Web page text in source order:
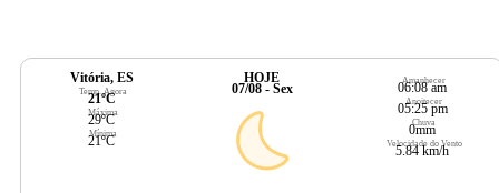
Vitória, ES
Temp. Agora
21ºC
Máxima
29ºC
Mínima
21ºC
HOJE
07/08 - Sex
Amanhecer
06:08 am
Anoitecer
05:25 pm
Chuva
0mm
Velocidade do Vento
5.84 km/h